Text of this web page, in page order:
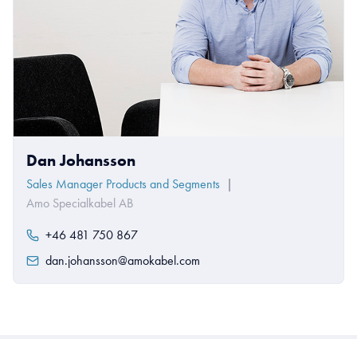
Dan Johansson
Sales Manager Products and Segments
|
Amo Specialkabel AB
+46 481 750 867
dan.johansson@amokabel.com